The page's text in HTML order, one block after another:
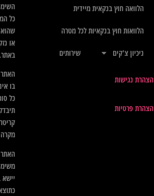
הלוואה חוץ בנקאית מיידית
הלוואות חוץ בנקאיות לכל מטרה
ניכיון צ'קים שירותים
הצהרת נגישות
הצהרת פרטיות
כל
או
האתר
בו
כל
מקרה
האתר